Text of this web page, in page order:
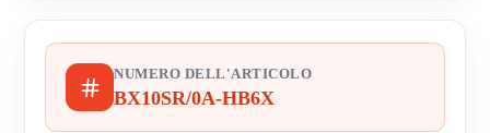
NUMERO DELL'ARTICOLO
BX10SR/0A-HB6X